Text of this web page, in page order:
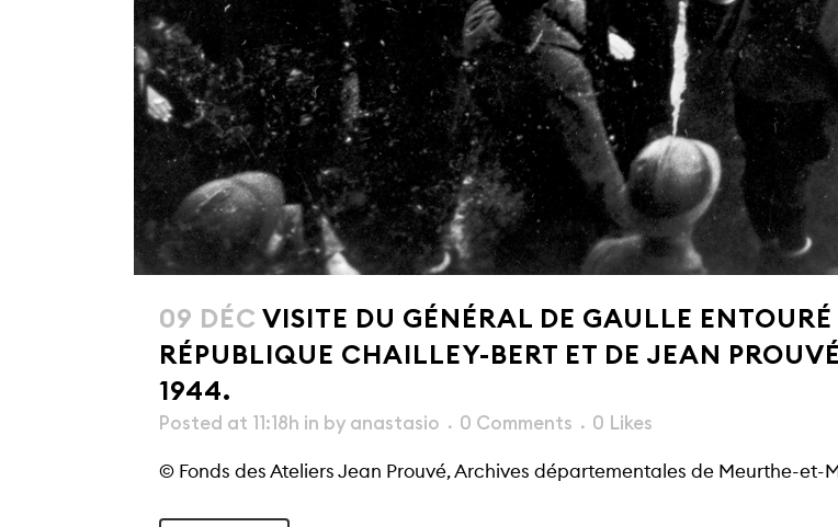
09 DÉC VISITE DU GÉNÉRAL DE GAULLE
RÉPUBLIQUE CHAILLEY-BERT ET DE JEAN
1944.
Posted at 11:18h in by anastasio 0 Comments 0 Likes
© Fonds des Ateliers Jean Prouvé, Archives départementales de Meurthe-et-